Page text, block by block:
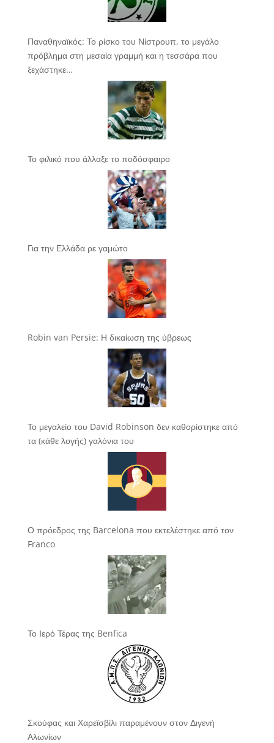
Παναθηναϊκός: Το ρίσκο του Νίστρουπ, το μεγάλο
πρόβλημα στη μεσαία γραμμή και η τεσσάρα που
ξεχάστηκε…
Το φιλικό που άλλαξε το ποδόσφαιρο
Για την Ελλάδα ρε γαμώτο
Robin van Persie: Η δικαίωση της ύβρεως
Το μεγαλείο του David Robinson δεν καθορίστηκε από
τα (κάθε λογής) γαλόνια του
Ο πρόεδρος της Barcelona που εκτελέστηκε από τον
Franco
Το Ιερό Τέρας της Benfica
Σκούφας και Χαρεϊσβίλι παραμένουν στον Διγενή
Αλωνίων